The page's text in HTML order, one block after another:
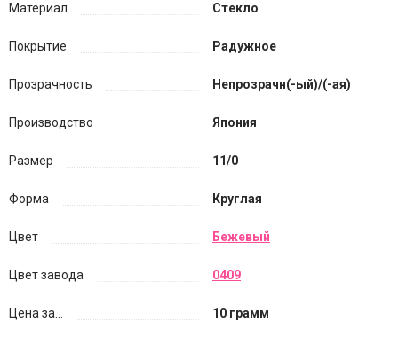
Материал Стекло
Покрытие Радужное
Прозрачность Непрозрачн(-ый)/(-ая)
Производство Япония
Размер 11/0
Форма Круглая
Цвет Бежевый
Цвет завода 0409
Цена за... 10 грамм